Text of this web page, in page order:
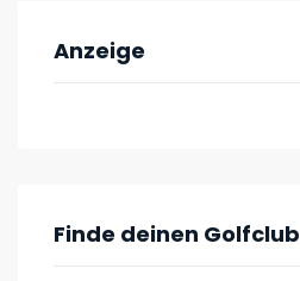
Anzeige
Finde deinen Golfclub